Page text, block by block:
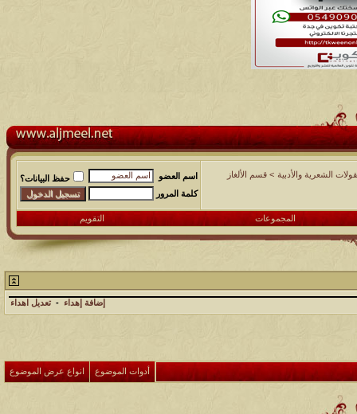
الشعرية والأدبية > قسم الألغاز اسم العضو
حفظ البيانات؟
كلمة المرور
المجموعات التقويم
إضافة إهداء - تعديل اهداء
أدوات الموضوع انواع عرض الموضوع